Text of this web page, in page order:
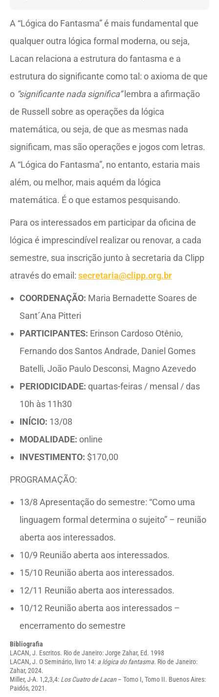
A “Lógica do Fantasma” é mais fundamental que
qualquer outra lógica formal moderna, ou seja,
Lacan relaciona a estrutura do fantasma e a
estrutura do significante como tal: o axioma de que
o “significante nada significa”lembra a afirmação
de Russell sobre as operações da lógica
matemática, ou seja, de que as mesmas nada
significam, mas são operações e jogos com letras.
A “Lógica do Fantasma”, no entanto, estaria mais
além, ou melhor, mais aquém da lógica
matemática. É o que estamos pesquisando.
Para os interessados em participar da oficina de
lógica é imprescindível realizar ou renovar, a cada
semestre, sua inscrição junto à secretaria da Clipp
através do email: secretaria@clipp.org.br
COORDENAÇÃO: Maria Bernadette Soares de
Sant´Ana Pitteri
PARTICIPANTES: Erinson Cardoso Otênio,
Fernando dos Santos Andrade, Daniel Gomes
Batelli, João Paulo Desconsi, Magno Azevedo
PERIODICIDADE: quartas-feiras / mensal / das
10h às 11h30
INÍCIO: 13/08
MODALIDADE: online
INVESTIMENTO: $170,00
PROGRAMAÇÃO:
13/8 Apresentação do semestre: “Como uma
linguagem formal determina o sujeito” – reunião
aberta aos interessados.
10/9 Reunião aberta aos interessados.
15/10 Reunião aberta aos interessados.
12/11 Reunião aberta aos interessados.
10/12 Reunião aberta aos interessados –
encerramento do semestre
Bibliografia
LACAN, J. Escritos. Rio de Janeiro: Jorge Zahar, Ed. 1998
LACAN, J. O Seminário, livro 14: a lógica do fantasma. Rio de Janeiro:
Zahar, 2024.
Miller, J-A. 1,2,3,4: Los Cuatro de Lacan– Tomo I, Tomo II. Buenos Aires:
Paidós, 2021.